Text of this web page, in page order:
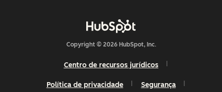
Copyright © 2026 HubSpot, Inc.
Centro de recursos jurídicos
Política de privacidade Segurança